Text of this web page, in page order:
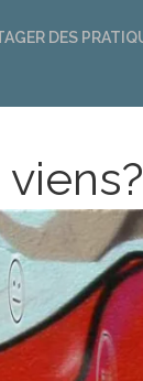
DES